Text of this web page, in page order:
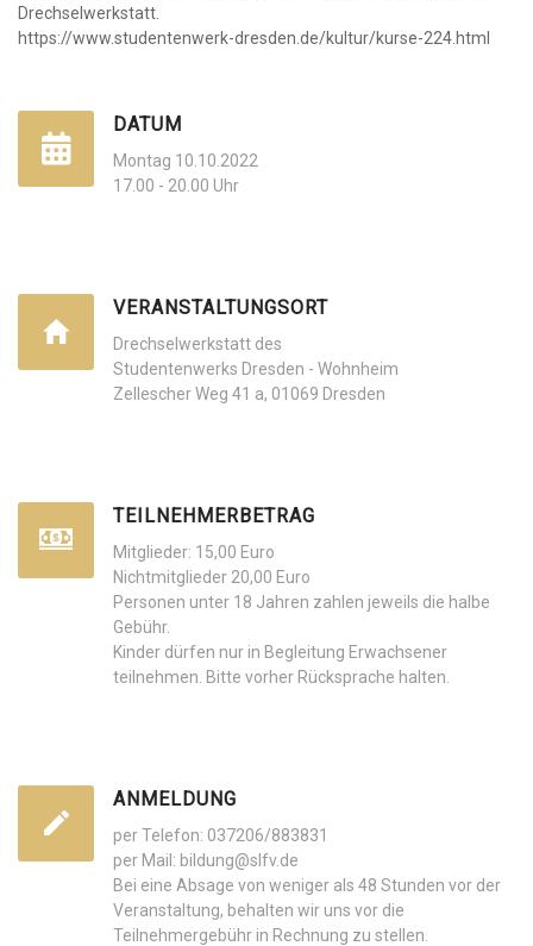
Drechselwerkstatt.
https://www.studentenwerk-dresden.de/kultur/kurse-224.html
DATUM
Montag 10.10.2022
17.00 - 20.00 Uhr
VERANSTALTUNGSORT
Drechselwerkstatt des
Studentenwerks Dresden - Wohnheim
Zellescher Weg 41 a, 01069 Dresden
TEILNEHMERBETRAG
Mitglieder: 15,00 Euro
Nichtmitglieder 20,00 Euro
Personen unter 18 Jahren zahlen jeweils die halbe
Gebühr.
Kinder dürfen nur in Begleitung Erwachsener
teilnehmen. Bitte vorher Rücksprache halten.
ANMELDUNG
per Telefon: 037206/883831
per Mail: bildung@slfv.de
Bei eine Absage von weniger als 48 Stunden vor der
Veranstaltung, behalten wir uns vor die
Teilnehmergebühr in Rechnung zu stellen.